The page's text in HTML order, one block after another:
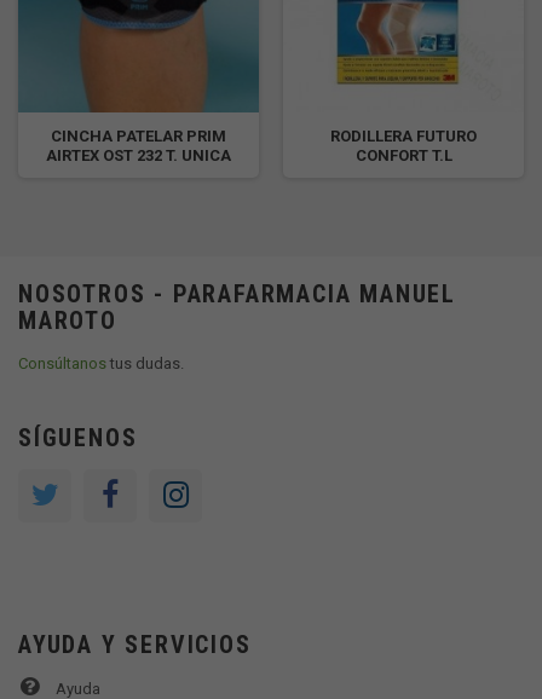
CINCHA PATELAR PRIM
AIRTEX OST 232 T. UNICA
RODILLERA FUTURO
CONFORT T.L
NOSOTROS - PARAFARMACIA MANUEL
MAROTO
Consúltanostus dudas.
SÍGUENOS
AYUDA Y SERVICIOS
Ayuda